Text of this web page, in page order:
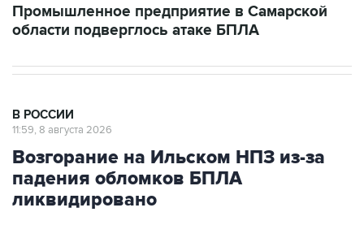
Промышленное предприятие в Самарской
области подверглось атаке БПЛА
В РОССИИ
11:59, 8 августа 2026
Возгорание на Ильском НПЗ из-за
падения обломков БПЛА
ликвидировано